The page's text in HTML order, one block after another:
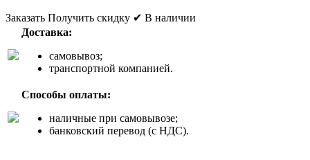
Заказать Получить скидку ✔ В наличии
Доставка:
самовывоз;
транспортной компанией.
Способы оплаты:
наличные при самовывозе;
банковский перевод (с НДС).